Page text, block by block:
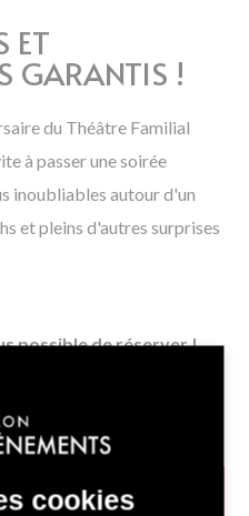
ET
GARANTIS !
du Théâtre Familial
à passer une soirée
inoubliables autour d'un
et pleins d'autres surprises
possible de réserver !
cookies